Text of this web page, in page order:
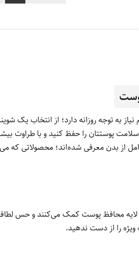
توجه روزانه دارد؛ از انتخاب یک
پوستتان را حفظ کنید و با طراوت
از بدن معرفی شده‌اند؛ محصولاتی که
محافظ پوست کمک می‌کنند و حس